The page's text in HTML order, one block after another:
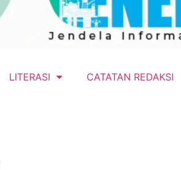
LITERASI CATATAN REDAKSI